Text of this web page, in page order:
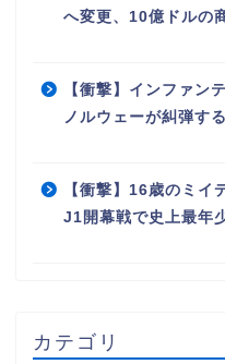
へ変更、10億ドルの
【衝撃】インファン
ノルウェーが糾弾す
【衝撃】16歳のミイ
J1開幕戦で史上最年
カテゴリ